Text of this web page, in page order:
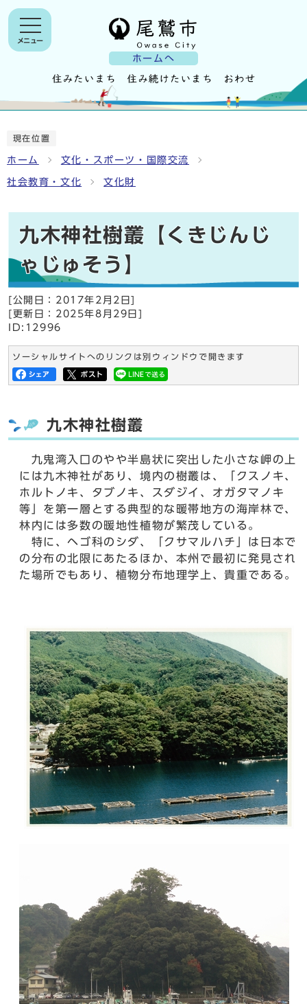
ホームへ
メニュー
現在位置
ホーム 文化・スポーツ・国際交流
社会教育・文化 文化財
九木神社樹叢【くきじんじ
ゃじゅそう】
[公開日： 2017年2月2日
[更新日： 2025年8月29日
ID:12996
ソーシャルサイトへのリンクは別ウィンドウで開きます
九木神社樹叢
九鬼湾入口のやや半島状に突出した小さな岬の上
には九木神社があり、境内の樹叢は、「クスノキ、
ホルトノキ、タブノキ、スダジイ、オガタマノキ
等」を第一層とする典型的な暖帯地方の海岸林で、
林内には多数の暖地性植物が繁茂している。
特に、ヘゴ科のシダ、「クサマルハチ」は日本で
の分布の北限にあたるほか、本州で最初に発見され
た場所でもあり、植物分布地理学上、貴重である。